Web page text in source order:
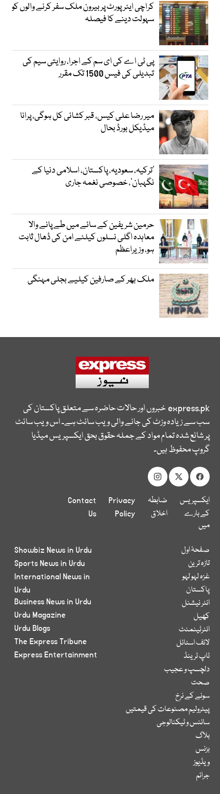
کراچی ایئرپورٹ پر بیرون ملک سفر کرنے والوں کو
سہولت دینے کا فیصلہ
پی ٹی اے کی ای سم کے اجرا، روایتی سیم کی
تبدیلی کی فیس 1500 تک مقرر
میر رضا علی کیس، قبر کشائی کل ہوگی، پرانا
میڈیکل بورڈ بحال
‘ترکیہ، سعودیہ، پاکستان، اسلامی دنیا کے
نگہبان’، خصوصی نغمہ جاری
حرمین شریفین کے سائے میں طے پانے والا
معاہدہ اگلی نسلوں کیلئے امن کی ڈھال ثابت
ہو، وزیراعظم
ملک بھر کے صارفین کیلیے بجلی مہنگی
express.pkخبروں اور حالات حاضرہ سے متعلق پاکستان کی
سب سے زیادہ وزٹ کی جانے والی ویب سائٹ ہے۔ اس ویب سائٹ
پر شائع شدہ تمام مواد کے جملہ حقوق بحق ایکسپریس میڈیا
گروپ محفوظ ہیں۔
ایکسپریس
کے بارے
میں
ضابطہ
اخلاق
Privacy
Policy
Contact
Us
صفحۂ اول
تازہ ترین
غزہ لہو لہو
پاکستان
انٹر نیشنل
کھیل
انٹرٹینمنٹ
لائف اسٹائل
ٹاپ ٹرینڈ
دلچسپ و عجیب
صحت
سونے کے نرخ
پیٹرولیم مصنوعات کی قیمتیں
سائنس و ٹیکنالوجی
بلاگ
بزنس
ویڈیوز
جرائم
Showbiz News in Urdu
Sports News in Urdu
International News in
Urdu
Business News in Urdu
Urdu Magazine
Urdu Blogs
The Express Tribune
Express Entertainment